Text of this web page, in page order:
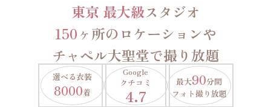
東京 最大級スタジオ
150ヶ所のロケーションや
チャペル大聖堂で撮り放題
選べる衣装
8000着
Google
クチコミ
4.7
最大90分間
フォト撮り放題